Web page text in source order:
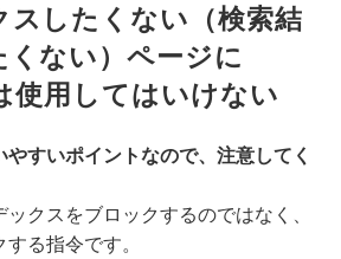
スしたくない（検索結
くない）ページに
用してはいけない
すいポイントなので、注意してく
クスをブロックするのではなく、
る指令です。